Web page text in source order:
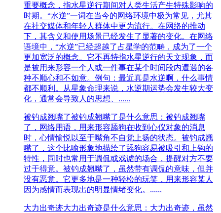
重要概念，指水星逆行期间对人类生活产生特殊影响的
时期。“水逆”一词在当今的网络环境中极为常见，尤其
在社交媒体和年轻人群体中更为流行。在网络的推动
下，其含义和使用场景已经发生了显著的变化。​在网络
语境中，“水逆”已经超越了占星学的范畴，成为了一个
更加宽泛的概念。它不再特指水星逆行的天文现象，而
是被用来形容一个人或一件事在某个时间段内遭遇的各
种不顺心和不如意。例句：最近真是水逆啊，什么事情
都不顺利。从星象命理来说，水逆期运势会发生较大变
化，通常会导致人的思想、......
被钓成翘嘴了被钓成翘嘴了是什么意思：被钓成翘嘴
了，网络用语，用来形容舔狗在收到心仪对象的消息
时，心情愉悦以至于嘴角不自觉上扬的状态。被钓成翘
嘴了，​这个比喻形象地描绘了舔狗容易被吸引和上钩的
特性，同时也常用于调侃或戏谑的场合，提醒对方不要
过于得意。被钓成翘嘴了，虽然带有调侃的意味，但并
没有恶意。它更多地是一种轻松的玩笑，用来形容某人
因为感情而表现出的明显情绪变化。......
大力出奇迹大力出奇迹是什么意思：大力出奇迹，虽然